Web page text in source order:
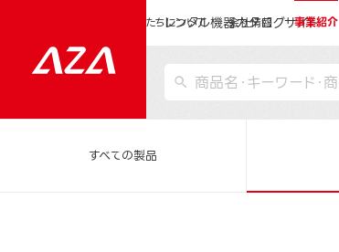
レンタル機器カタログサイト
私たちについて 会社情報 事業紹介
すべての製品